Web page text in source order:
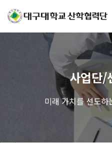
사업단/
미래 가치를 선도